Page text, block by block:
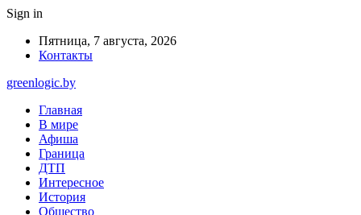
Sign in
Пятница, 7 августа, 2026
Контакты
greenlogic.by
Главная
В мире
Афиша
Граница
ДТП
Интересное
История
Общество